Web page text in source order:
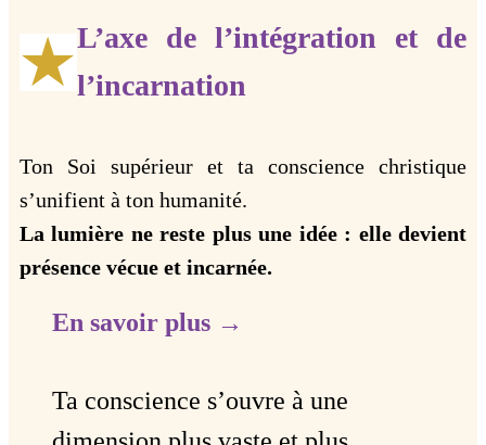
L’axe de l’intégration et de
l’incarnation
Ton Soi supérieur et ta conscience christique
s’unifient à ton humanité.
La lumière ne reste plus une idée : elle devient
présence vécue et incarnée.
En savoir plus →
Ta conscience s’ouvre à une